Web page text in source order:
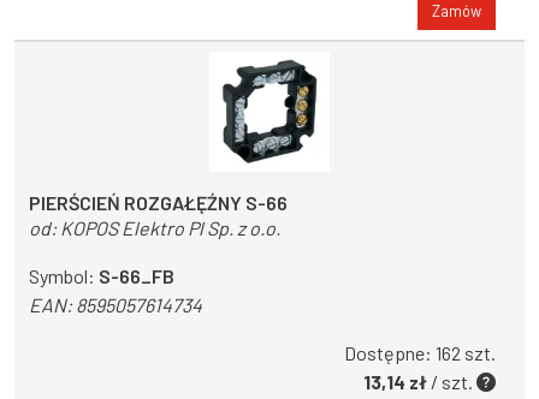
Zamów
PIERŚCIEŃ ROZGAŁĘŹNY S-66
od: KOPOS Elektro Pl Sp. z o.o.
Symbol: S-66_FB
EAN:8595057614734
Dostępne: 162 szt.
13,14 zł / szt.